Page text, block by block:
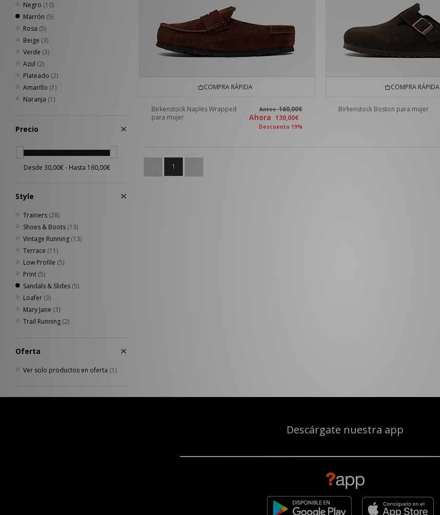
Negro (10)
Marrón (5)
Rosa (5)
Beige (3)
Verde (3)
Azul (2)
Plateado (2)
Amarillo (1)
Naranja (1)
Precio
Style
Trainers (28)
Shoes & Boots (13)
Vintage Running (13)
Terrace (11)
Low Profile (5)
Print (5)
Sandals & Slides (5)
Loafer (3)
Mary Jane (3)
Trail Running (2)
Oferta
Ver solo productos en oferta (1)
COMPRA RÁPIDA
Birkenstock Naples Wrapped
para mujer
Antes160,00€
Ahora130,00€
Descuento 19%
COMPRA RÁPIDA
Birkenstock Boston para mujer
1
Descárgate nuestra app